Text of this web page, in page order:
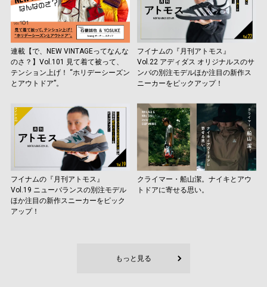
連載【で、NEW VINTAGEってなんな
のさ？】Vol.101 見て着て被って、
テンション上げ！ “ホリデーシーズン
とアウトドア”。
フイナムの『月刊アトモス』
Vol.22 アディダス オリジナルスのサ
ンバの別注モデルほか注目の新作ス
ニーカーをピックアップ！
フイナムの『月刊アトモス』
Vol.19 ニューバランスの別注モデル
ほか注目の新作スニーカーをピック
アップ！
クライマー・船山潔。ナイキとアウ
トドアに寄せる思い。
もっと見る